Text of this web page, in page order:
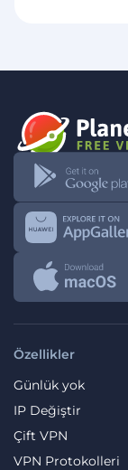
Özellikler
Günlük yok
IP Değiştir
Çift VPN
VPN Protokolleri